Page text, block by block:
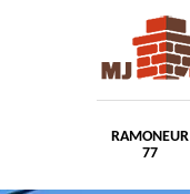
RAMONEUR
77